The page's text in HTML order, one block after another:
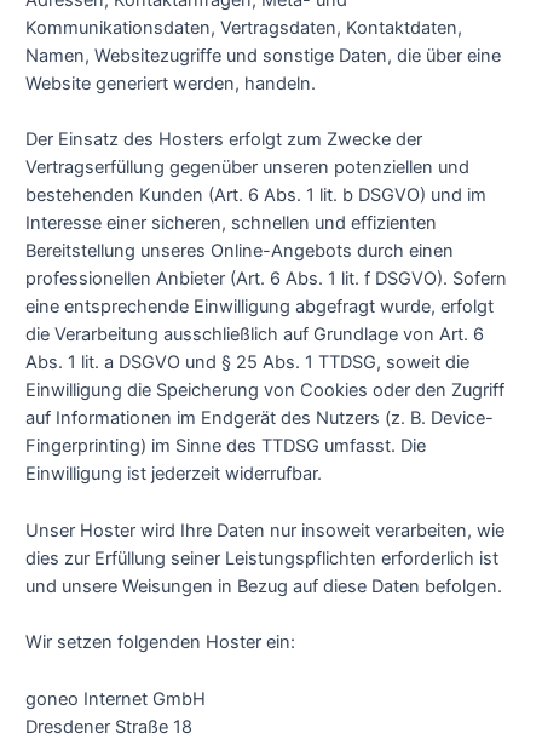
Kommunikationsdaten, Vertragsdaten, Kontaktdaten,
Namen, Websitezugriffe und sonstige Daten, die über eine
Website generiert werden, handeln.
Der Einsatz des Hosters erfolgt zum Zwecke der
Vertragserfüllung gegenüber unseren potenziellen und
bestehenden Kunden (Art. 6 Abs. 1 lit. b DSGVO) und im
Interesse einer sicheren, schnellen und effizienten
Bereitstellung unseres Online-Angebots durch einen
professionellen Anbieter (Art. 6 Abs. 1 lit. f DSGVO). Sofern
eine entsprechende Einwilligung abgefragt wurde, erfolgt
die Verarbeitung ausschließlich auf Grundlage von Art. 6
Abs. 1 lit. a DSGVO und § 25 Abs. 1 TTDSG, soweit die
Einwilligung die Speicherung von Cookies oder den Zugriff
auf Informationen im Endgerät des Nutzers (z. B. Device-
Fingerprinting) im Sinne des TTDSG umfasst. Die
Einwilligung ist jederzeit widerrufbar.
Unser Hoster wird Ihre Daten nur insoweit verarbeiten, wie
dies zur Erfüllung seiner Leistungspflichten erforderlich ist
und unsere Weisungen in Bezug auf diese Daten befolgen.
Wir setzen folgenden Hoster ein:
goneo Internet GmbH
Dresdener Straße 18